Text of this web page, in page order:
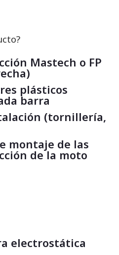
Mastech o FP
plásticos
barra
(tornillería,
montaje de las
de la moto
electrostática